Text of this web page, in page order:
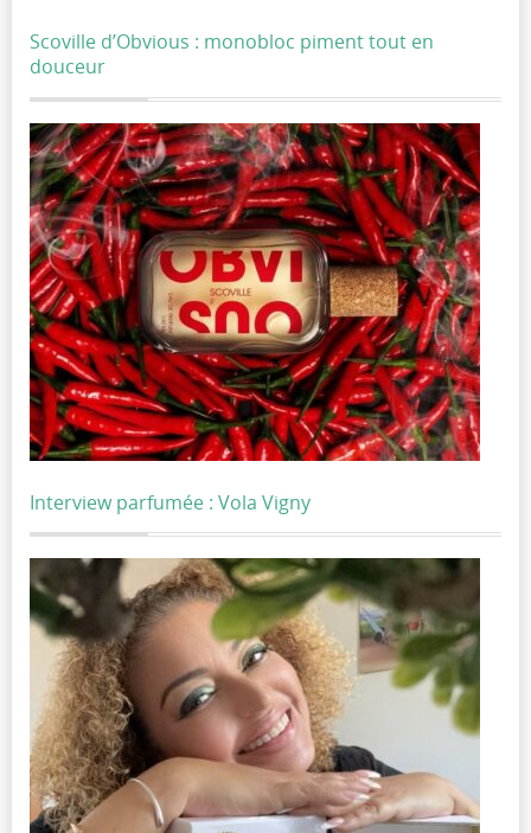
Scoville d’Obvious : monobloc piment tout en
douceur
Interview parfumée : Vola Vigny